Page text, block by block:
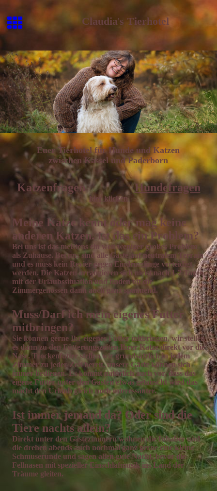
Claudia's Tierhotel
Euer Tierhotel für Hunde und Katzen
zwischen Kassel und Paderborn
KatzenfragenHundefragen
hier klicken
Meine Katze kennt oder mag keine
anderen Katzen. Ist das ein Problem?
Bei uns ist das meistens ein weit weniger großes Problem
als Zuhause. Bei uns sind alle Gäste auf neutralem Terrain
und es muss kein Revier gegen Eindringlinge verteidigt
werden. Die Katzen arrangieren sich meist nach 1-2 Tagen
mit der Urlaubssituation und finden oft die
Zimmergenossen dann auch ganz spannend.
Muss/Darf ich mein eigenes Futter
mitbringen?
Sie können gerne Ihr eigenes Futter mitbringen, wir stellen
es dann zu den Fütterungszeiten Ihrer Katze direkt vor die
Nase. Trockenfutter stellen wir grundsätzlich in jedem
Zimmer zu jeder Zeit bereit, unsere Gäste können sich
immer bedienen. Es kommt natürlich auch vor, dass das
eigene Futter unter den Gästen etwas getauscht wird das
macht den Urlaub gleich noch interessanter.
Ist immer jemand da? Oder sind die
Tiere nachts allein?
Direkt unter den Gästezimmern wohnen die Inhaber und
die drehen abends auch nochmal ganz gerne eine kleine
Schmuserunde und sagen allen gute Nacht, bevor die
Fellnasen mit spezieller Einschlafmusik ins Land der
Träume gleiten.